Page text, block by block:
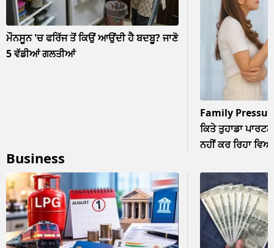
ਮੌਨਸੂਨ 'ਚ ਫਰਿੱਜ ਤੋਂ ਕਿਉਂ ਆਉਂਦੀ ਹੈ ਬਦਬੂ? ਜਾਣੋ
5 ਵੱਡੀਆਂ ਗਲਤੀਆਂ
Family
ਕਿਤੇ ਤੁਹਾਡਾ
ਨਹੀਂ ਕਰ ਰਿਹਾ
Business